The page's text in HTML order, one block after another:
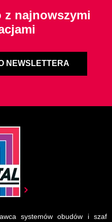
z najnowszymi
NEWSLETTERA
systemów obudów i szaf